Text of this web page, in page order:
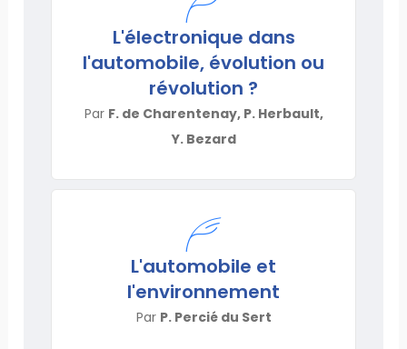
L'électronique dans
l'automobile, évolution ou
révolution ?
Par F. de Charentenay, P. Herbault,
Y. Bezard
L'automobile et
l'environnement
Par P. Percié du Sert